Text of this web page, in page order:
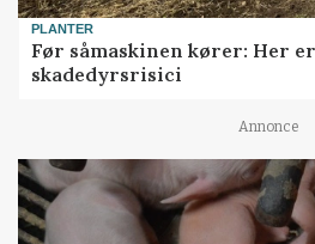
PLANTER
Før såmaskinen kører: Her
skadedyrsrisici
Annonce